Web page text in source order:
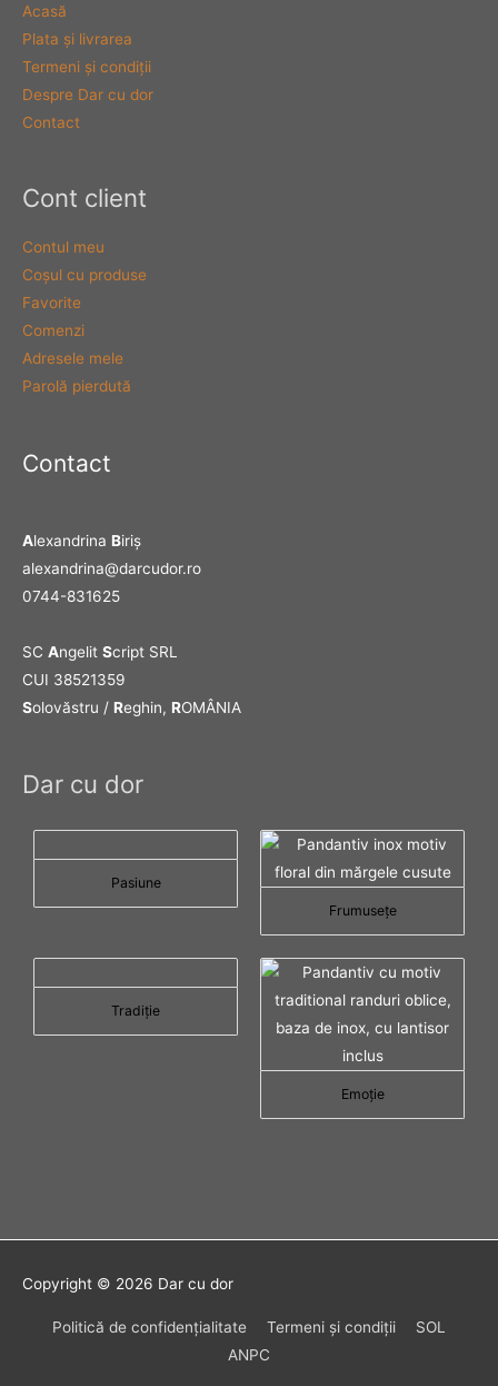
Acasă
Plata şi livrarea
Termeni şi condiţii
Despre Dar cu dor
Contact
Cont client
Contul meu
Coşul cu produse
Favorite
Comenzi
Adresele mele
Parolă pierdută
Contact
Alexandrina Biriş
alexandrina@darcudor.ro
0744-831625
SC Angelit Script SRL
CUI 38521359
Solovăstru / Reghin, ROMÂNIA
Dar cu dor
Pasiune
Frumuseţe
Tradiţie
Emoţie
Copyright © 2026 Dar cu dor
Politică de confidenţialitate Termeni şi condiţii
SOL
ANPC